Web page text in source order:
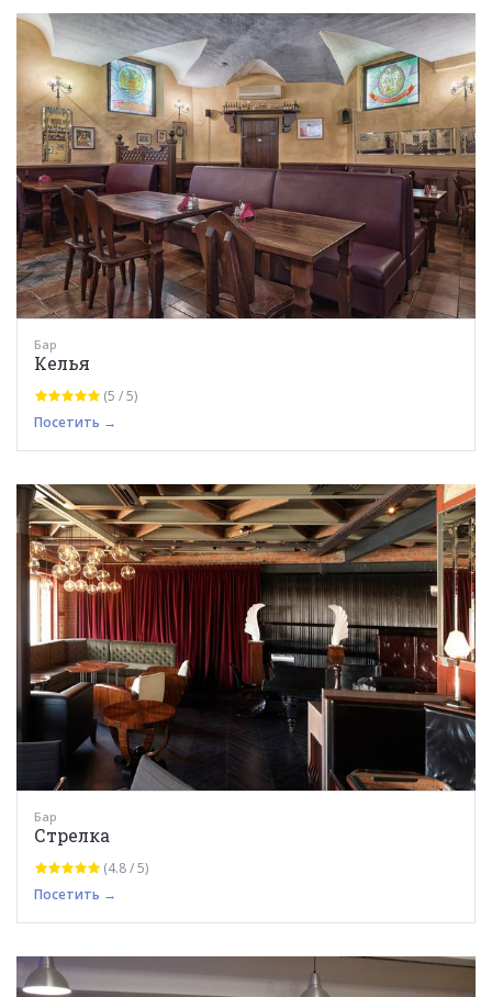
Бар
Келья
(5 / 5)
Посетить →
Бар
Стрелка
(4.8 / 5)
Посетить →